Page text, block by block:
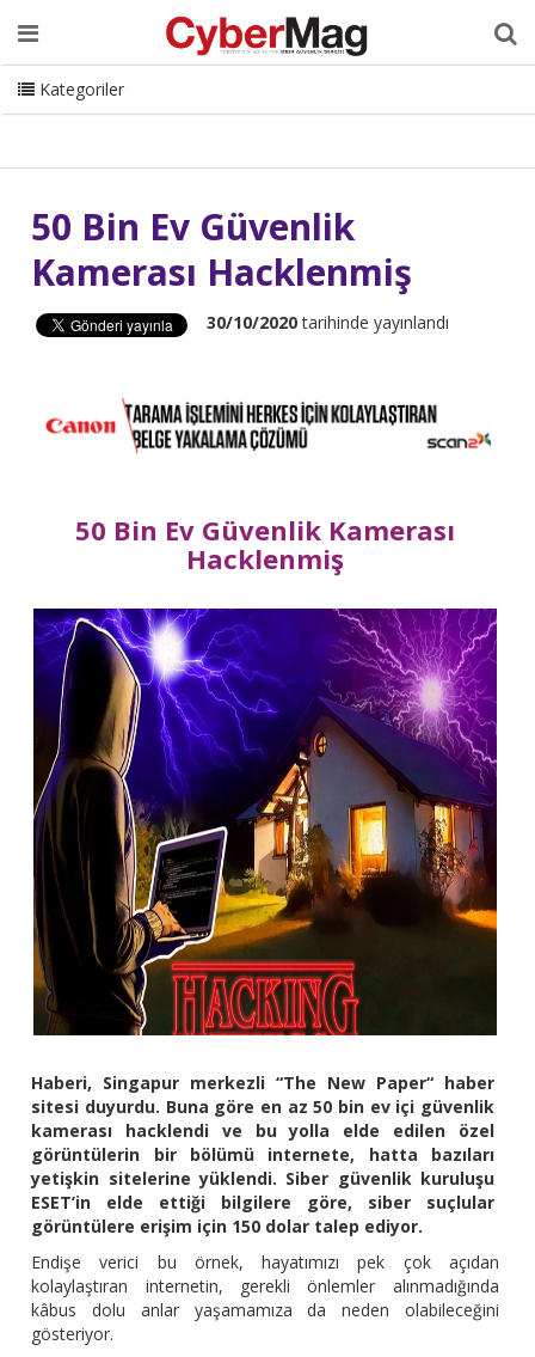
Ana Sayfa Hakkımızda Dergi Editörden
Danışmanlık
ISC Turkey Sizden Gelenler
İletişim
CyberMag Logo
Kategoriler
50 Bin Ev Güvenlik
Kamerası Hacklenmiş
30/10/2020tarihinde yayınlandı
50 Bin Ev Güvenlik Kamerası
Hacklenmiş
Haberi, Singapur merkezli “The New Paper“ haber
sitesi duyurdu. Buna göre en az 50 bin ev içi güvenlik
kamerası hacklendi ve bu yolla elde edilen özel
görüntülerin bir bölümü internete, hatta bazıları
yetişkin sitelerine yüklendi. Siber güvenlik kuruluşu
ESET’in elde ettiği bilgilere göre, siber suçlular
görüntülere erişim için 150 dolar talep ediyor.
Endişe verici bu örnek, hayatımızı pek çok açıdan
kolaylaştıran internetin, gerekli önlemler alınmadığında
kâbus dolu anlar yaşamamıza da neden olabileceğini
gösteriyor.